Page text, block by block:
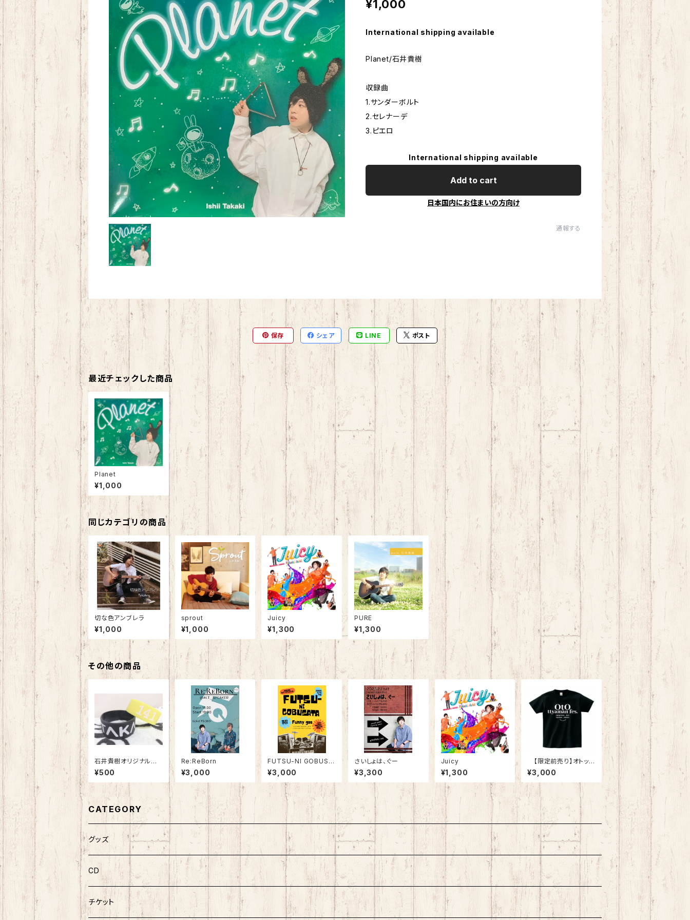
¥1,000
International shipping available
Planet/石井貴樹
収録曲
1.サンダーボルト
2.セレナーデ
3.ピエロ
International shipping available
Add to cart
日本国内にお住まいの方向け
通報する
保存 シェア LINE ポスト
最近チェックした商品
Planet
¥1,000
同じカテゴリの商品
切な色アンブレラ
¥1,000
sprout
¥1,000
Juicy
¥1,300
PURE
¥1,300
その他の商品
石井貴樹オリジナルデ
ザインラバーバンド
¥500
Re:ReBorn
¥3,000
FUTSU-NI GOBUSA
TA Live
¥3,000
さいしょは、ぐー
¥3,300
Juicy
¥1,300
【限定前売り】オトッチ
ャマンfes Tシャツ
¥3,000
CATEGORY
グッズ
CD
チケット